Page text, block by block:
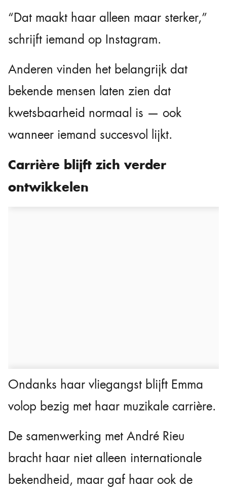
“Dat maakt haar alleen maar sterker,”
schrijft iemand op Instagram.
Anderen vinden het belangrijk dat
bekende mensen laten zien dat
kwetsbaarheid normaal is — ook
wanneer iemand succesvol lijkt.
Carrière blijft zich verder
ontwikkelen
Ondanks haar vliegangst blijft Emma
volop bezig met haar muzikale carrière.
De samenwerking met André Rieu
bracht haar niet alleen internationale
bekendheid, maar gaf haar ook de